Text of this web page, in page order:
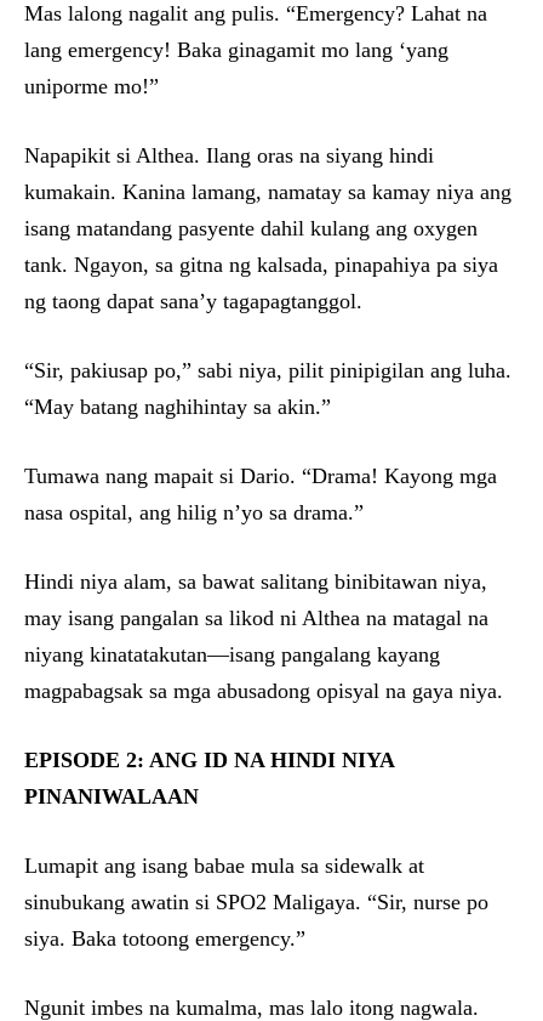
Mas lalong nagalit ang pulis. “Emergency? Lahat na
lang emergency! Baka ginagamit mo lang ‘yang
uniporme mo!”
Napapikit si Althea. Ilang oras na siyang hindi
kumakain. Kanina lamang, namatay sa kamay niya ang
isang matandang pasyente dahil kulang ang oxygen
tank. Ngayon, sa gitna ng kalsada, pinapahiya pa siya
ng taong dapat sana’y tagapagtanggol.
“Sir, pakiusap po,” sabi niya, pilit pinipigilan ang luha.
“May batang naghihintay sa akin.”
Tumawa nang mapait si Dario. “Drama! Kayong mga
nasa ospital, ang hilig n’yo sa drama.”
Hindi niya alam, sa bawat salitang binibitawan niya,
may isang pangalan sa likod ni Althea na matagal na
niyang kinatatakutan—isang pangalang kayang
magpabagsak sa mga abusadong opisyal na gaya niya.
EPISODE 2: ANG ID NA HINDI NIYA
PINANIWALAAN
Lumapit ang isang babae mula sa sidewalk at
sinubukang awatin si SPO2 Maligaya. “Sir, nurse po
siya. Baka totoong emergency.”
Ngunit imbes na kumalma, mas lalo itong nagwala.